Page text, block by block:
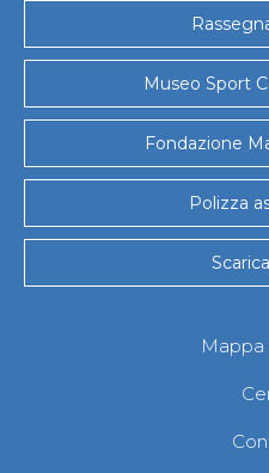
Albi
La
Gare e
Attività
Albi
La
Gare e
Albi
Arti
Ju
Museo Sport
Fondazione
Polizza
Mappa